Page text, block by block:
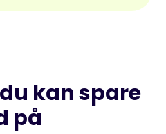
kan spare
på